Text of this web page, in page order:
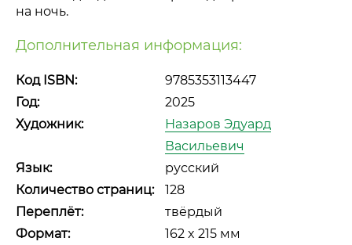
на ночь.
Дополнительная информация:
Код ISBN:
9785353113447
Год:
2025
Художник:
Назаров Эдуард
Васильевич
Язык:
русский
Количество страниц:
128
Переплёт:
твёрдый
Формат:
162 x 215 мм